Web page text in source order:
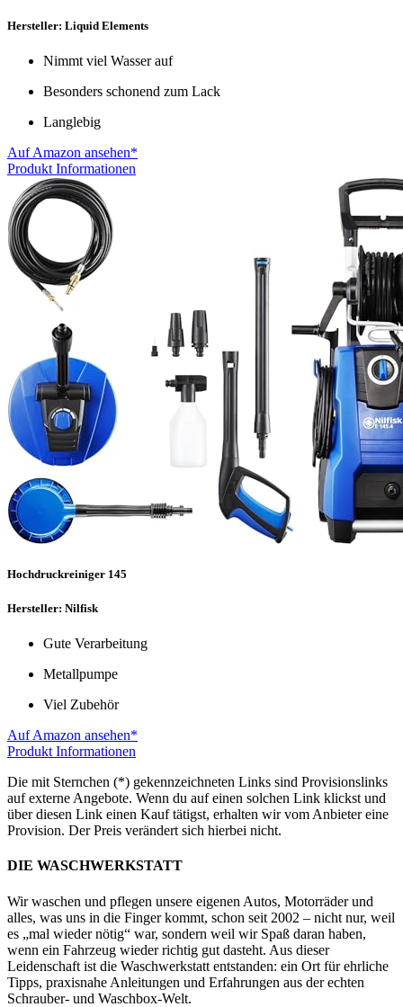
Hersteller: Liquid Elements
Nimmt viel Wasser auf
Besonders schonend zum Lack
Langlebig
Auf Amazon ansehen*
Produkt Informationen
Hochdruckreiniger 145
Hersteller: Nilfisk
Gute Verarbeitung
Metallpumpe
Viel Zubehör
Auf Amazon ansehen*
Produkt Informationen
Die mit Sternchen (*) gekennzeichneten Links sind Provisionslinks
auf externe Angebote. Wenn du auf einen solchen Link klickst und
über diesen Link einen Kauf tätigst, erhalten wir vom Anbieter eine
Provision. Der Preis verändert sich hierbei nicht.
DIE WASCHWERKSTATT
Wir waschen und pflegen unsere eigenen Autos, Motorräder und
alles, was uns in die Finger kommt, schon seit 2002 – nicht nur, weil
es „mal wieder nötig“ war, sondern weil wir Spaß daran haben,
wenn ein Fahrzeug wieder richtig gut dasteht. Aus dieser
Leidenschaft ist die Waschwerkstatt entstanden: ein Ort für ehrliche
Tipps, praxisnahe Anleitungen und Erfahrungen aus der echten
Schrauber- und Waschbox-Welt.